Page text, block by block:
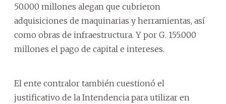
50.000 millones alegan que cubrieron
adquisiciones de maquinarias y herramientas, así
como obras de infraestructura. Y por G. 155.000
millones el pago de capital e intereses.
El ente contralor también cuestionó el
justificativo de la Intendencia para utilizar en